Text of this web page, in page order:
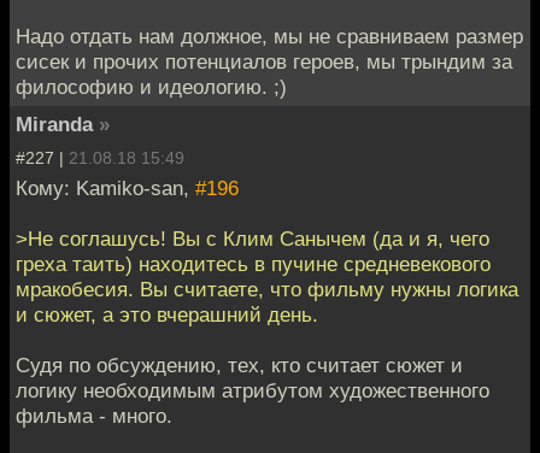
Надо отдать нам должное, мы не сравниваем размер
сисек и прочих потенциалов героев, мы трындим за
философию и идеологию. ;)
Miranda »
#227 | 21.08.18 15:49
Кому: Kamiko-san, #196
>Не соглашусь! Вы с Клим Санычем (да и я, чего
греха таить) находитесь в пучине средневекового
мракобесия. Вы считаете, что фильму нужны логика
и сюжет, а это вчерашний день.
Судя по обсуждению, тех, кто считает сюжет и
логику необходимым атрибутом художественного
фильма - много.